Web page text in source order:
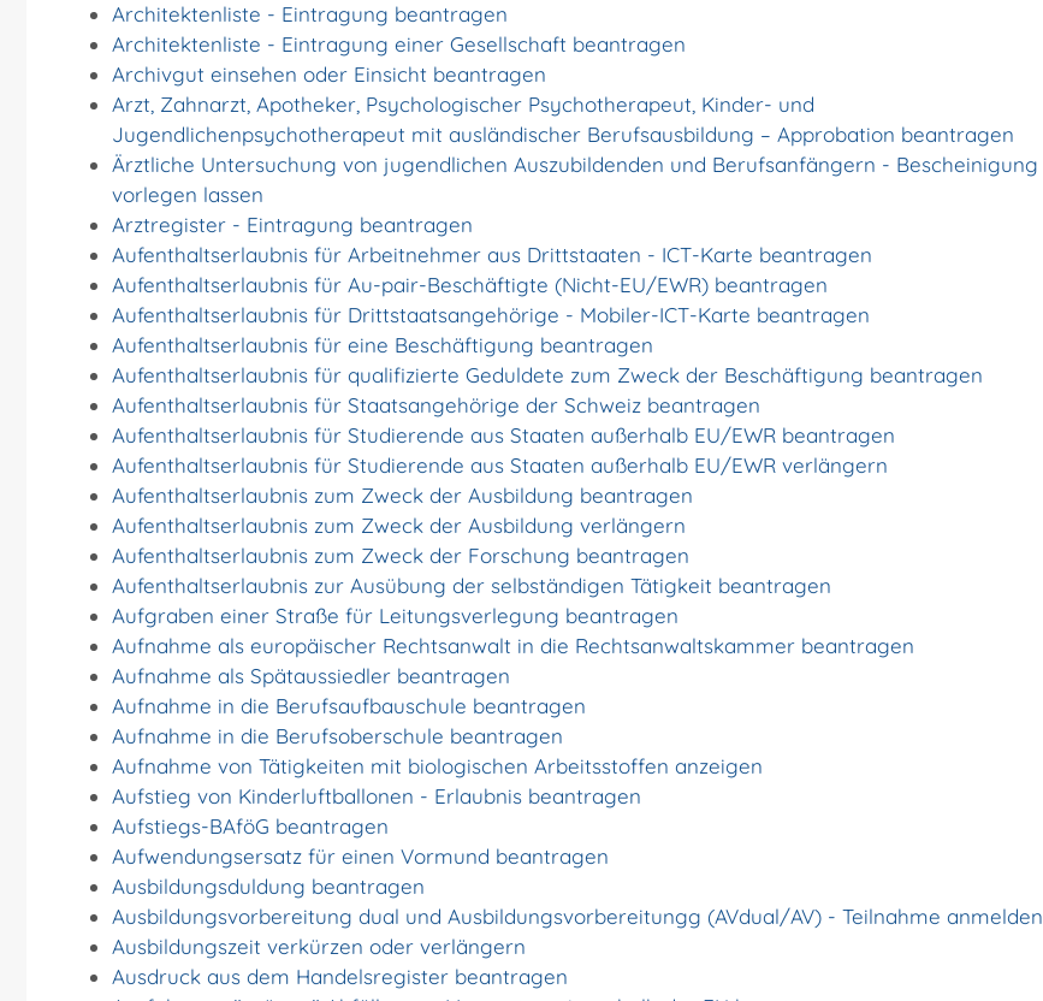
Architektenliste - Eintragung beantragen
Architektenliste - Eintragung einer Gesellschaft beantragen
Archivgut einsehen oder Einsicht beantragen
Arzt, Zahnarzt, Apotheker, Psychologischer Psychotherapeut, Kinder- und
Jugendlichenpsychotherapeut mit ausländischer Berufsausbildung – Approbation beantragen
Ärztliche Untersuchung von jugendlichen Auszubildenden und Berufsanfängern - Bescheinigung
vorlegen lassen
Arztregister - Eintragung beantragen
Aufenthaltserlaubnis für Arbeitnehmer aus Drittstaaten - ICT-Karte beantragen
Aufenthaltserlaubnis für Au-pair-Beschäftigte (Nicht-EU/EWR) beantragen
Aufenthaltserlaubnis für Drittstaatsangehörige - Mobiler-ICT-Karte beantragen
Aufenthaltserlaubnis für eine Beschäftigung beantragen
Aufenthaltserlaubnis für qualifizierte Geduldete zum Zweck der Beschäftigung beantragen
Aufenthaltserlaubnis für Staatsangehörige der Schweiz beantragen
Aufenthaltserlaubnis für Studierende aus Staaten außerhalb EU/EWR beantragen
Aufenthaltserlaubnis für Studierende aus Staaten außerhalb EU/EWR verlängern
Aufenthaltserlaubnis zum Zweck der Ausbildung beantragen
Aufenthaltserlaubnis zum Zweck der Ausbildung verlängern
Aufenthaltserlaubnis zum Zweck der Forschung beantragen
Aufenthaltserlaubnis zur Ausübung der selbständigen Tätigkeit beantragen
Aufgraben einer Straße für Leitungsverlegung beantragen
Aufnahme als europäischer Rechtsanwalt in die Rechtsanwaltskammer beantragen
Aufnahme als Spätaussiedler beantragen
Aufnahme in die Berufsaufbauschule beantragen
Aufnahme in die Berufsoberschule beantragen
Aufnahme von Tätigkeiten mit biologischen Arbeitsstoffen anzeigen
Aufstieg von Kinderluftballonen - Erlaubnis beantragen
Aufstiegs-BAföG beantragen
Aufwendungsersatz für einen Vormund beantragen
Ausbildungsduldung beantragen
Ausbildungsvorbereitung dual und Ausbildungsvorbereitungg (AVdual/AV) - Teilnahme anmelden
Ausbildungszeit verkürzen oder verlängern
Ausdruck aus dem Handelsregister beantragen